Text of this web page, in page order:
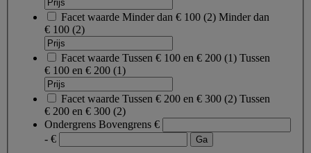
Facet waarde Minder dan € 100 (2) Minder dan
€ 100 (2)
Facet waarde Tussen € 100 en € 200 (1) Tussen
€ 100 en € 200 (1)
Facet waarde Tussen € 200 en € 300 (2) Tussen
€ 200 en € 300 (2)
Ondergrens Bovengrens €
- €